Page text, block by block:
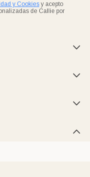
y Cookies y acepto
de Callie por



